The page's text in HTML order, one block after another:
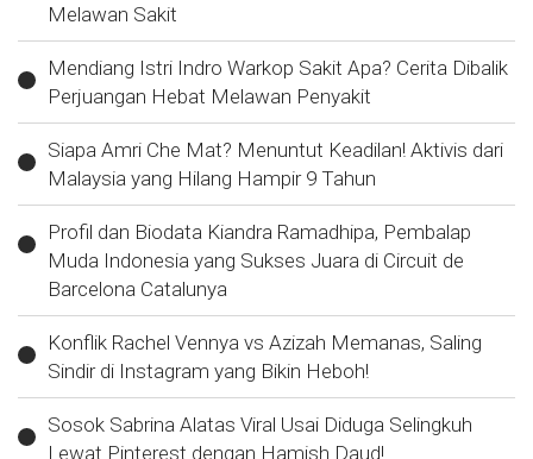
Melawan Sakit
Mendiang Istri Indro Warkop Sakit Apa? Cerita Dibalik
Perjuangan Hebat Melawan Penyakit
Siapa Amri Che Mat? Menuntut Keadilan! Aktivis dari
Malaysia yang Hilang Hampir 9 Tahun
Profil dan Biodata Kiandra Ramadhipa, Pembalap
Muda Indonesia yang Sukses Juara di Circuit de
Barcelona Catalunya
Konflik Rachel Vennya vs Azizah Memanas, Saling
Sindir di Instagram yang Bikin Heboh!
Sosok Sabrina Alatas Viral Usai Diduga Selingkuh
Lewat Pinterest dengan Hamish Daud!